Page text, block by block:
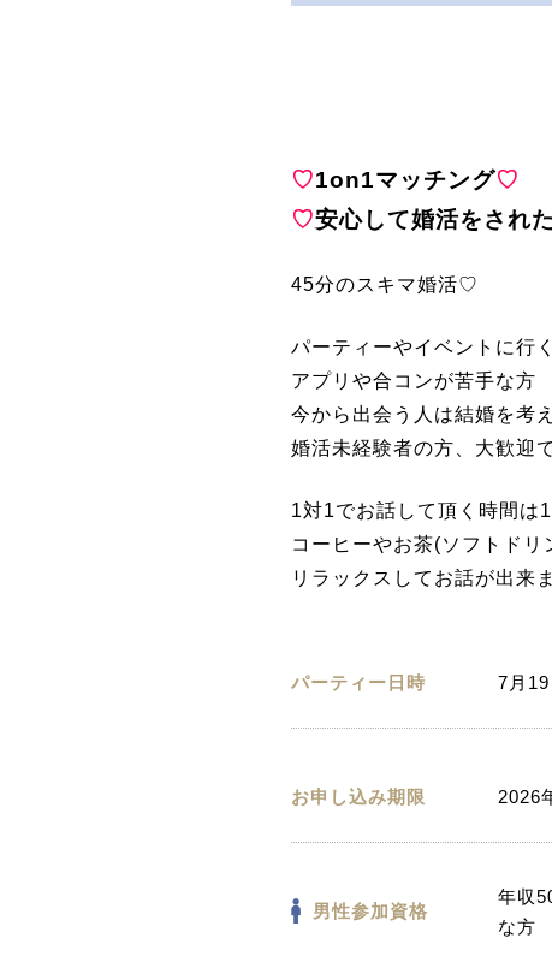
♡1on1マッチング♡
♡安心して婚活をされ
45分のスキマ婚活♡
パーティーやイベントに行
アプリや合コンが苦手な方
今から出会う人は結婚を考
婚活未経験者の方、大歓迎
1対1でお話して頂く時間は
コーヒーやお茶(ソフトド
リラックスしてお話が出来
パーティー日時 7月
お申し込み期限 2026
男性参加資格
年収
な方